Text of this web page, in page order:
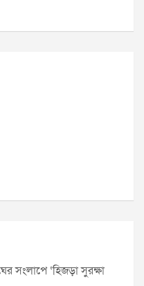
সংলাপে ‘হিজড়া সুরক্ষা